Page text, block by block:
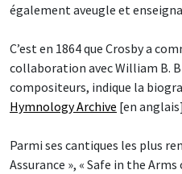
également aveugle et
C’est en 1864 que Crosby a
collaboration avec William B.
compositeurs, indique la
Hymnology Archive [en
Parmi ses cantiques les plus
Assurance », « Safe in the Arms